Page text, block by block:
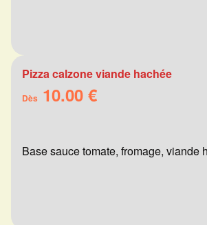
Pizza calzone viande hachée
Dès 10.00 €
Base sauce tomate, fromage, viande